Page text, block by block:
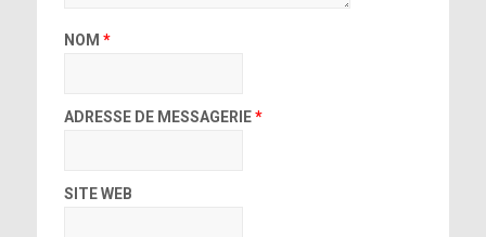
NOM *
ADRESSE DE MESSAGERIE*
SITE WEB